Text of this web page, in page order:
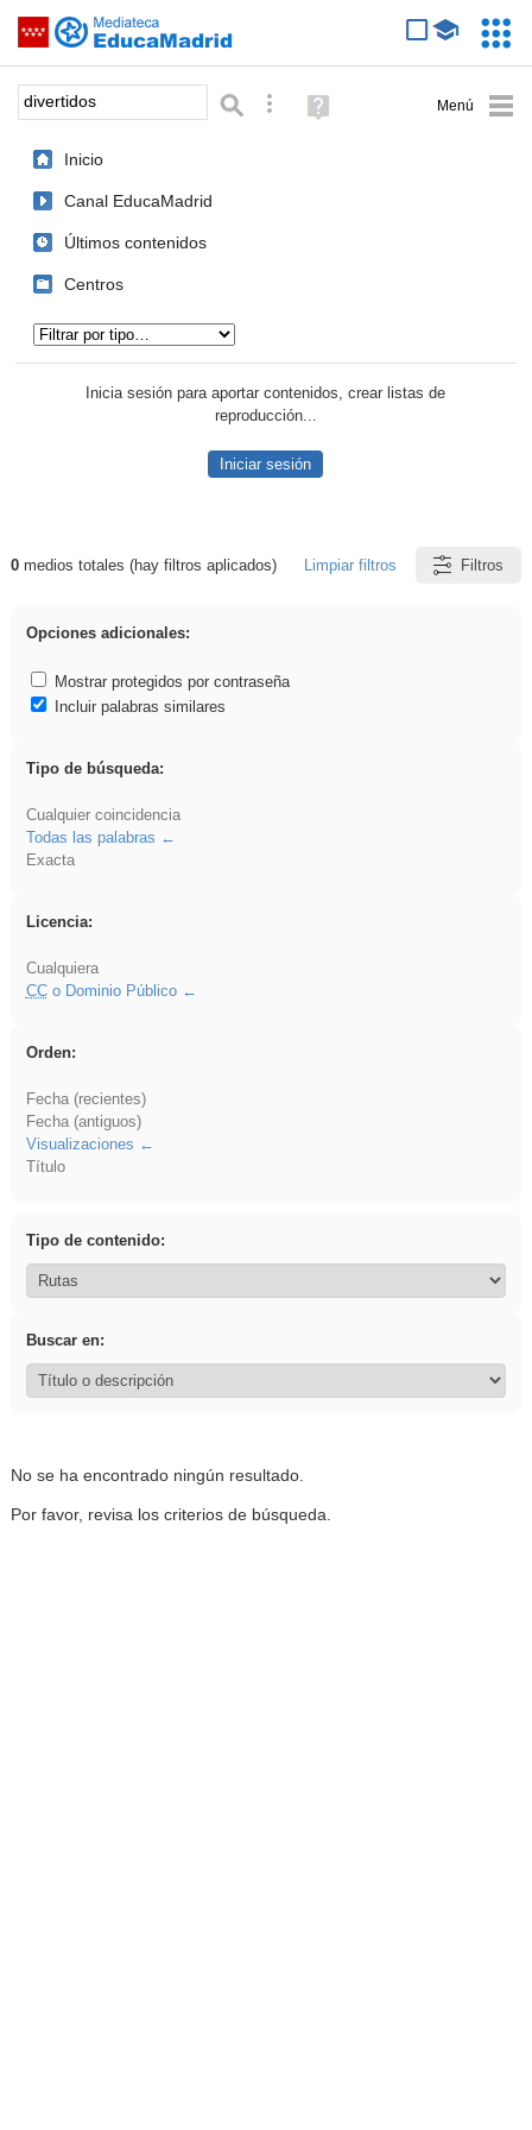
Saltar navegación
Palabra o frase: Búsqueda avanzada
Ayuda
(en
Inicio
Canal EducaMadrid
Últimos contenidos
Centros
Inicia sesión para aportar contenidos, crear listas de
reproducción...
Iniciar sesión
Resultados de: divertidos
0medios totales (hay filtros aplicados) Limpiar filtros Filtros
Opciones adicionales:
Mostrar protegidos por contraseña
Incluir palabras similares
Tipo de búsqueda:
Cualquier coincidencia
Todas las palabras
Exacta
Licencia:
Cualquiera
CCo Dominio Público
Orden:
Fecha (recientes)
Fecha (antiguos)
Visualizaciones
Título
Tipo de contenido:
Buscar en:
No se ha encontrado ningún resultado.
Por favor, revisa los criterios de búsqueda.